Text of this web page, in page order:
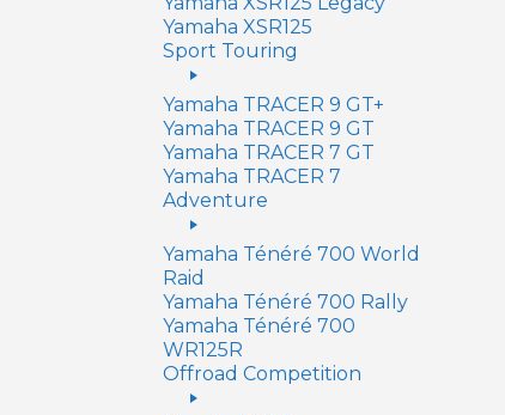
Yamaha XSR125
Sport Touring
Yamaha TRACER 9 GT+
Yamaha TRACER 9 GT
Yamaha TRACER 7 GT
Yamaha TRACER 7
Adventure
Yamaha Ténéré 700 World
Raid
Yamaha Ténéré 700 Rally
Yamaha Ténéré 700
WR125R
Offroad Competition